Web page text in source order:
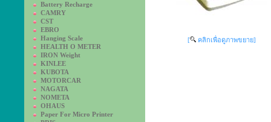
Battery Recharge
CAMRY
CST
EBRO
Hanging Scale
HEALTH O METER
IRON Weight
KINLEE
KUBOTA
MOTORCAR
NAGATA
NOMETA
OHAUS
Paper For Micro Printer
[ คลิกเพื่อดูภาพขยาย]